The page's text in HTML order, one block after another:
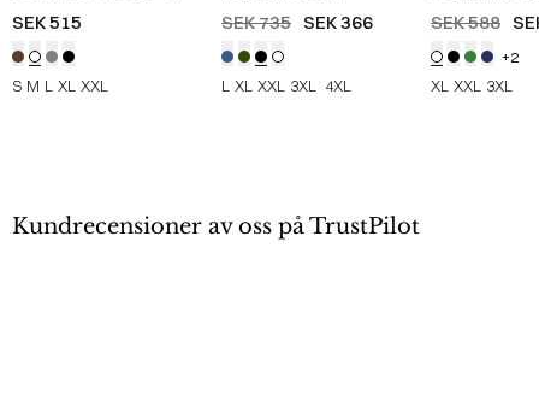
shirt /WHITE
SEK 515
S M L XL XXL
Sweatshirt
/BLACK
SEK 735 SEK 366
L XL XXL 3XL 4XL
Shirt /HVID
SEK 588
+2
XL XXL 3XL
Kundrecensioner av oss på TrustPilot